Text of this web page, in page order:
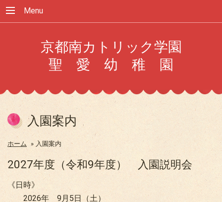
Menu
京都南カトリック学園
聖 愛 幼 稚 園
入園案内
ホーム » 入園案内
2027年度（令和9年度） 入園説明会
《日時》
2026年 9月5日（土）